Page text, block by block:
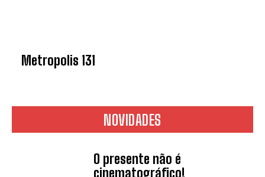
Metropolis 131
NOVIDADES
O presente não é
cinematográfico!